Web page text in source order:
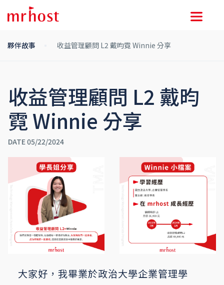
夥伴故事 收益管理顧問 L2 戴昀霓 Winnie 分享
收益管理顧問 L2 戴昀
霓 Winnie 分享
DATE 05/22/2024
大家好，我畢業於政治大學企業管理學